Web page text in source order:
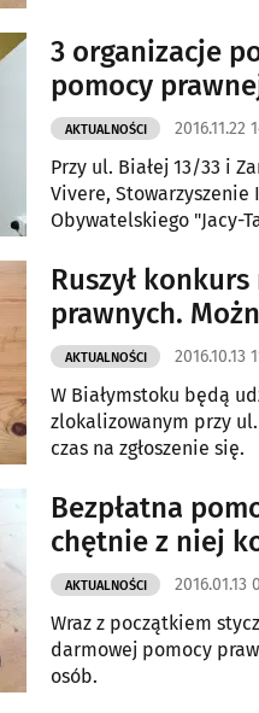
3 organizacje
pomocy
AKTUALNOŚCI 2016.11.22
Przy ul. Białej 13/33 i
Vivere, Stowarzyszenie
Obywatelskiego "Jacy-
Ruszył
prawnych.
AKTUALNOŚCI 2016.10.13
W Białymstoku będą
zlokalizowanym przy
czas na zgłoszenie się.
Bezpłatna
chętnie z niej
AKTUALNOŚCI 2016.01.13
Wraz z początkiem
darmowej pomocy
osób.